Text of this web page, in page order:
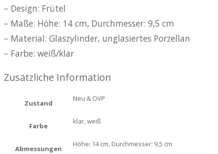
– Design: Frütel
– Maße: Höhe: 14 cm, Durchmesser: 9,5 cm
– Material: Glaszylinder, unglasiertes Porzellan
– Farbe: weiß/klar
Zusätzliche Information
Zustand
Neu & OVP
Farbe
klar, weiß
Abmessungen
Höhe: 14 cm, Durchmesser: 9,5 cm